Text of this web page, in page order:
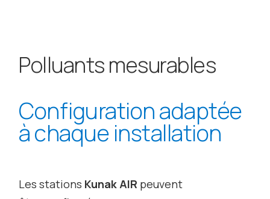
Polluants mesurables
Configuration adaptée
à chaque installation
Les stations Kunak AIR peuvent